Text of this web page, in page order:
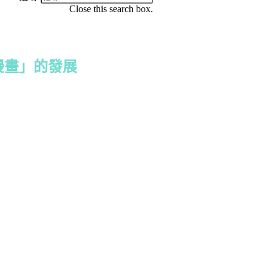
Close this search box.
畫」的發展